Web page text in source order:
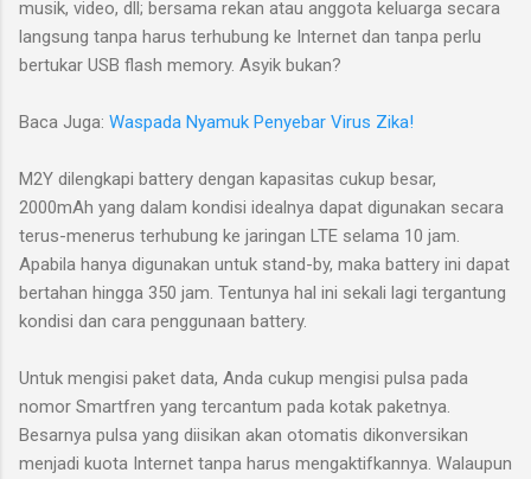
musik, video, dll; bersama rekan atau anggota keluarga secara
langsung tanpa harus terhubung ke Internet dan tanpa perlu
bertukar USB flash memory. Asyik bukan?
Baca Juga: Waspada Nyamuk Penyebar Virus Zika!
M2Y dilengkapi battery dengan kapasitas cukup besar,
2000mAh yang dalam kondisi idealnya dapat digunakan secara
terus-menerus terhubung ke jaringan LTE selama 10 jam.
Apabila hanya digunakan untuk stand-by, maka battery ini dapat
bertahan hingga 350 jam. Tentunya hal ini sekali lagi tergantung
kondisi dan cara penggunaan battery.
Untuk mengisi paket data, Anda cukup mengisi pulsa pada
nomor Smartfren yang tercantum pada kotak paketnya.
Besarnya pulsa yang diisikan akan otomatis dikonversikan
menjadi kuota Internet tanpa harus mengaktifkannya. Walaupun